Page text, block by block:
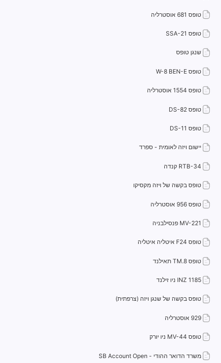
טופס 681 אוסטרליה
טופס SSA-21
שנגן טופס
טופס W-8 BEN-E
טופס 1554 אוסטרליה
טופס DS-82
טופס DS-11
יישום ויזה לאומית - ספרד
RTB-34 קנדה
טופס בקשה של ויזה מקסיקו
טופס 956 אוסטרליה
MV-221 פנסילבניה
טופס F24 איטליה איטליה
טופס TM.8 תאילנד
INZ 1185 ניו זילנד
טופס בקשה של שנגן ויזה (צרפתית)
929 אוסטרליה
טופס MV-44 ניו יורק
משרד הדואר ההודי - SB Account Open